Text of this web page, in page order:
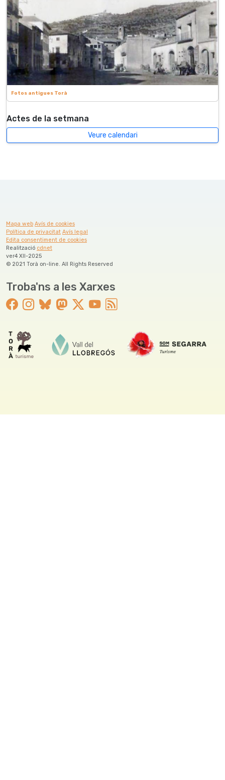
Fotos antigues Torà
Actes de la setmana
Veure calendari
Mapa web Avís de cookies
Política de privacitat Avís legal
Edita consentiment de cookies
Realització cdnet
ver4 XII-2025
© 2021 Torà on-line. All Rights Reserved
Troba'ns a les Xarxes